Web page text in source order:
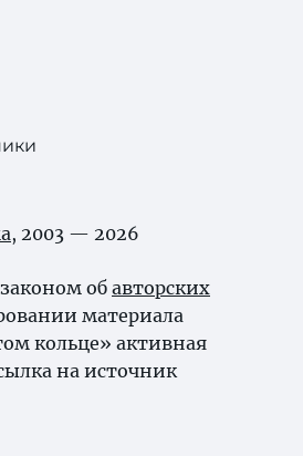
, 2003 — 2026
об авторских
материала
кольце» активная
на источник